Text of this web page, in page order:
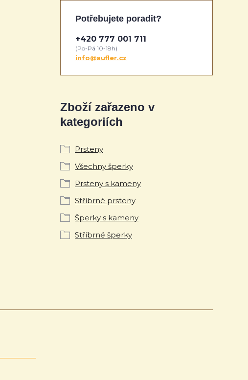
Zboží zařazeno v
kategoriích
Prsteny
Všechny šperky
Prsteny s kameny
Stříbrné prsteny
Šperky s kameny
Stříbrné šperky
Potřebujete poradit?
+420 777 001 711
(Po-Pá 10-18h)
info@aufler.cz